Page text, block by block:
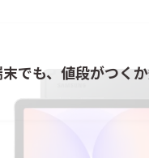
でも、値段がつく